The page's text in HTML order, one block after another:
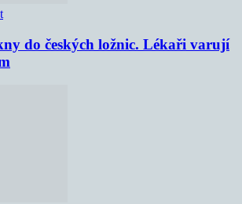
do českých ložnic. Lékaři varují